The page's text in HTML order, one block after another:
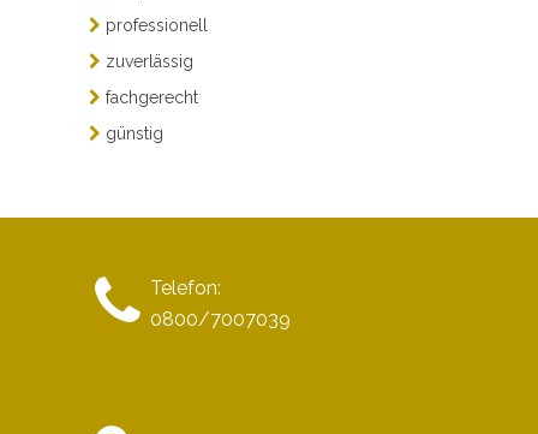
professionell
zuverlässig
fachgerecht
günstig
Telefon:
0800/7007039